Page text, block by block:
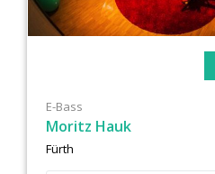
E-Bass
Moritz Hauk
Fürth